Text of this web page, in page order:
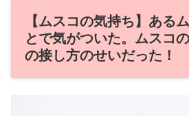
【ムスコの気持ち】ある
とで気がついた。ムスコ
の接し方のせいだった！